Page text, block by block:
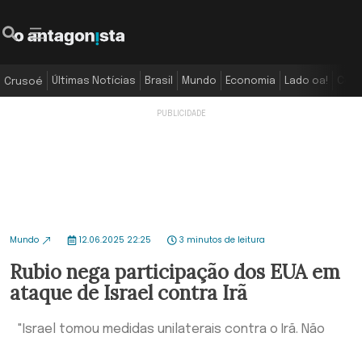
Crusoé Últimas Notícias Brasil Mundo Economia Lado oa!
Mundo 12.06.2025 22:25 3 minutos de leitura
Rubio nega participação dos EUA em
ataque de Israel contra Irã
"Israel tomou medidas unilaterais contra o Irã. Não